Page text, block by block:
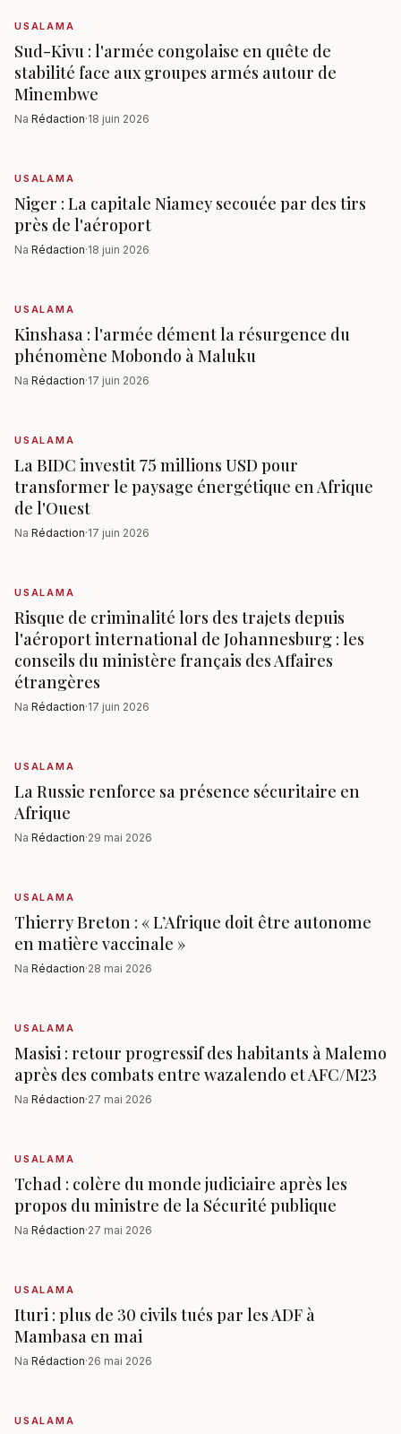
USALAMA
Sud-Kivu : l'armée congolaise en quête de
stabilité face aux groupes armés autour de
Minembwe
Na Rédaction·18 juin 2026
USALAMA
Niger : La capitale Niamey secouée par des tirs
près de l'aéroport
Na Rédaction·18 juin 2026
USALAMA
Kinshasa : l'armée dément la résurgence du
phénomène Mobondo à Maluku
Na Rédaction·17 juin 2026
USALAMA
La BIDC investit 75 millions USD pour
transformer le paysage énergétique en Afrique
de l'Ouest
Na Rédaction·17 juin 2026
USALAMA
Risque de criminalité lors des trajets depuis
l'aéroport international de Johannesburg : les
conseils du ministère français des Affaires
étrangères
Na Rédaction·17 juin 2026
USALAMA
La Russie renforce sa présence sécuritaire en
Afrique
Na Rédaction·29 mai 2026
USALAMA
Thierry Breton : « L’Afrique doit être autonome
en matière vaccinale »
Na Rédaction·28 mai 2026
USALAMA
Masisi : retour progressif des habitants à Malemo
après des combats entre wazalendo et AFC/M23
Na Rédaction·27 mai 2026
USALAMA
Tchad : colère du monde judiciaire après les
propos du ministre de la Sécurité publique
Na Rédaction·27 mai 2026
USALAMA
Ituri : plus de 30 civils tués par les ADF à
Mambasa en mai
Na Rédaction·26 mai 2026
USALAMA